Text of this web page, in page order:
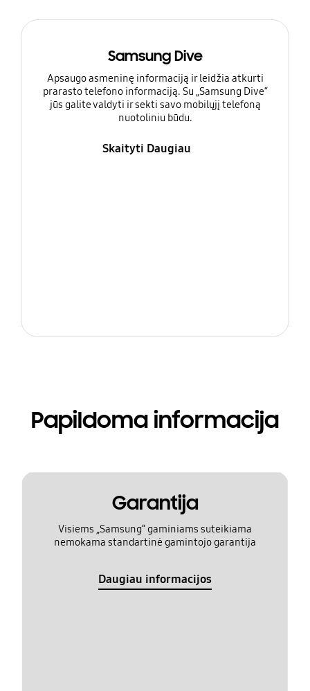
Samsung Dive
Apsaugo asmeninę informaciją ir leidžia atkurti
prarasto telefono informaciją. Su „Samsung Dive“
jūs galite valdyti ir sekti savo mobilųjį telefoną
nuotoliniu būdu.
Skaityti Daugiau
Papildoma informacija
Garantija
Visiems „Samsung“ gaminiams suteikiama
nemokama standartinė gamintojo garantija
Daugiau informacijos